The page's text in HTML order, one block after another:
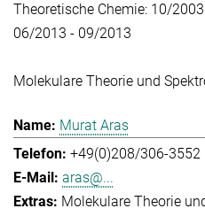
Theoretische Chemie: 10/
06/2013 - 09/2013
Molekulare Theorie und
Murat Aras
+49(0)208/306-3552
aras@...
Molekulare Theorie